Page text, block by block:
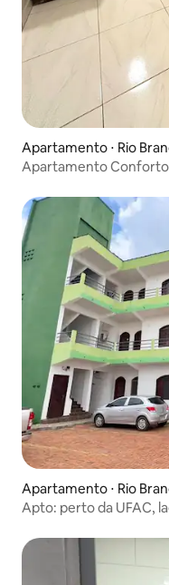
Apartamento ⋅ Rio
Apartamento
Apartamento ⋅ Rio
Apto: perto da UFAC,